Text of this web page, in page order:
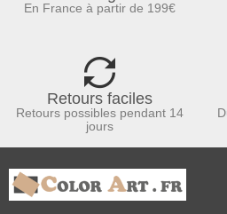
En France à partir de 199€
Retours faciles
Retours possibles pendant 14
jours